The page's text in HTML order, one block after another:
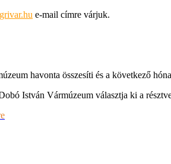
e-mail címre várjuk.
havonta összesíti és a következő
István Vármúzeum választja ki a